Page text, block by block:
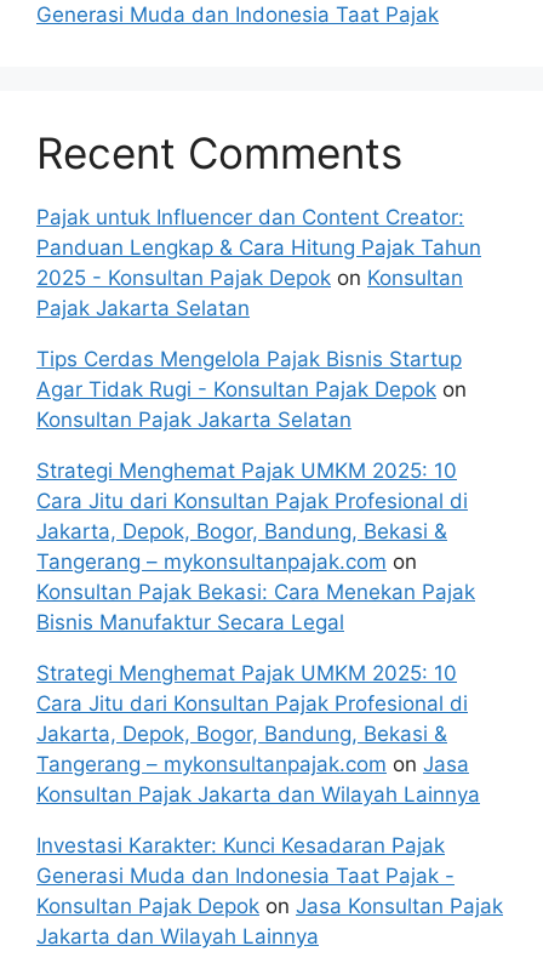
Generasi Muda dan Indonesia Taat Pajak
Recent Comments
Pajak untuk Influencer dan Content Creator:
Panduan Lengkap & Cara Hitung Pajak Tahun
2025 - Konsultan Pajak Depok on Konsultan
Pajak Jakarta Selatan
Tips Cerdas Mengelola Pajak Bisnis Startup
Agar Tidak Rugi - Konsultan Pajak Depok on
Konsultan Pajak Jakarta Selatan
Strategi Menghemat Pajak UMKM 2025: 10
Cara Jitu dari Konsultan Pajak Profesional di
Jakarta, Depok, Bogor, Bandung, Bekasi &
Tangerang – mykonsultanpajak.com on
Konsultan Pajak Bekasi: Cara Menekan Pajak
Bisnis Manufaktur Secara Legal
Strategi Menghemat Pajak UMKM 2025: 10
Cara Jitu dari Konsultan Pajak Profesional di
Jakarta, Depok, Bogor, Bandung, Bekasi &
Tangerang – mykonsultanpajak.com on Jasa
Konsultan Pajak Jakarta dan Wilayah Lainnya
Investasi Karakter: Kunci Kesadaran Pajak
Generasi Muda dan Indonesia Taat Pajak -
Konsultan Pajak Depok on Jasa Konsultan Pajak
Jakarta dan Wilayah Lainnya